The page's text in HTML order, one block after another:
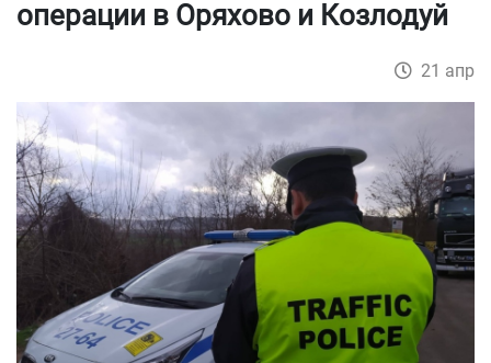
операции в Оряхово и Козлодуй
21 апр